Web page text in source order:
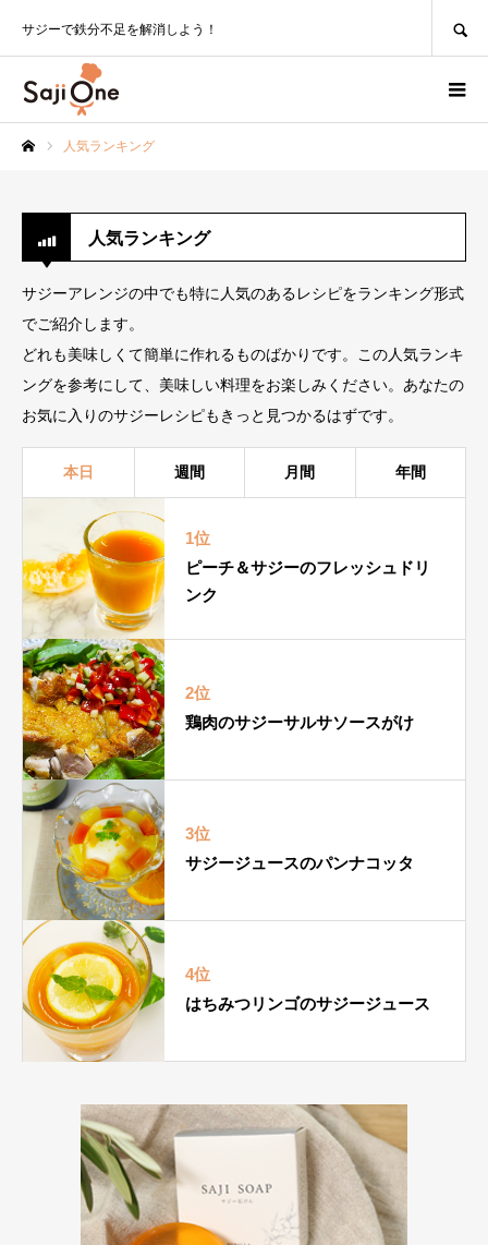
サジーで鉄分不足を解消しよう！
人気ランキング
人気ランキング
サジーアレンジの中でも特に人気のあるレシピをランキング形式
でご紹介します。
どれも美味しくて簡単に作れるものばかりです。この人気ランキ
ングを参考にして、美味しい料理をお楽しみください。あなたの
お気に入りのサジーレシピもきっと見つかるはずです。
本日 週間 月間 年間
1位
ピーチ＆サジーのフレッシュドリ
ンク
2位
鶏肉のサジーサルサソースがけ
3位
サジージュースのパンナコッタ
4位
はちみつリンゴのサジージュース